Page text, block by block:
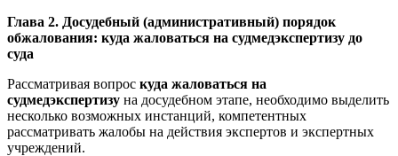
Глава 2. Досудебный (административный) порядок
обжалования: куда жаловаться на судмедэкспертизу до
суда
Рассматривая вопрос куда жаловаться на
судмедэкспертизу на досудебном этапе, необходимо выделить
несколько возможных инстанций, компетентных
рассматривать жалобы на действия экспертов и экспертных
учреждений.